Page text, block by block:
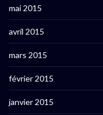
mai 2015
avril 2015
mars 2015
février 2015
janvier 2015